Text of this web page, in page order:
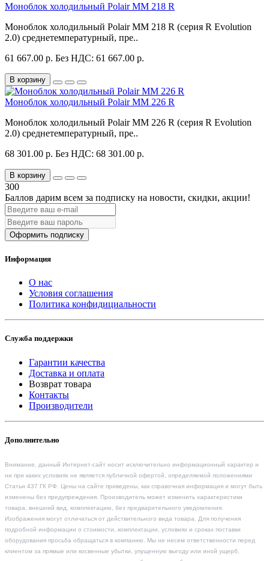
Моноблок холодильный Polair MM 218 R
Моноблок холодильный Polair MM 218 R (серия R Evolution
2.0) среднетемпературный, пре..
61 667.00 р. Без НДС: 61 667.00 р.
В корзину
Моноблок холодильный Polair MM 226 R
Моноблок холодильный Polair MM 226 R (серия R Evolution
2.0) среднетемпературный, пре..
68 301.00 р. Без НДС: 68 301.00 р.
В корзину
300
Баллов дарим всем за подписку на новости, скидки, акции!
Оформить подписку
Информация
О нас
Условия соглашения
Политика конфидициальности
Служба поддержки
Гарантии качества
Доставка и оплата
Возврат товара
Контакты
Производители
Дополнительно
Внимание, данный Интернет-сайт носит исключительно информационный характер и
ни при каких условиях не является публичной офертой, определяемой положениями
Статьи 437 ГК РФ. Цены на сайте приведены, как справочная информация и могут быть
изменены без предупреждения. Производитель может изменить характеристики
товара, внешний вид, комплектацию, без предварительного уведомления.
Изображения могут отличаться от действительного вида товара. Для получения
подробной информации о стоимости, комплектации, условиях и сроках поставки
оборудования просьба обращаться в компанию. Мы не несем ответственности перед
клиентом за прямые или косвенные убытки, упущенную выгоду или иной ущерб,